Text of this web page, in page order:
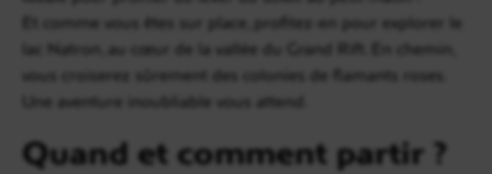
Et comme vous êtes sur place, profitez-en pour explorer le
lac Natron, au cœur de la vallée du Grand Rift. En chemin,
vous croiserez sûrement des colonies de flamants roses.
Une aventure inoubliable vous attend.
Quand et comment partir ?